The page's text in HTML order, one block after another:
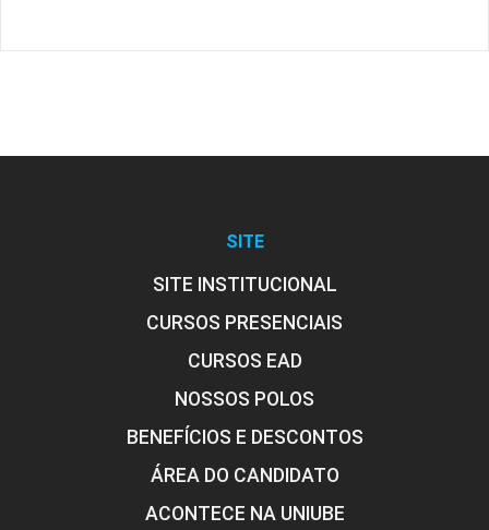
SITE
SITE INSTITUCIONAL
CURSOS PRESENCIAIS
CURSOS EAD
NOSSOS POLOS
BENEFÍCIOS E DESCONTOS
ÁREA DO CANDIDATO
ACONTECE NA UNIUBE